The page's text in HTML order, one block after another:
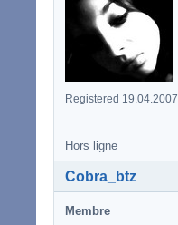
Registered 19.04.2007
Hors ligne
Cobra_btz
Membre